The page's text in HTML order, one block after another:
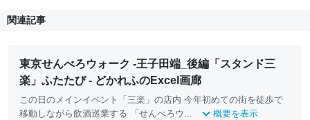
関連記事
東京せんべろウォーク -王子田端_後編「スタンド三
楽」ふたたび - どかれふのExcel画廊
この日のメインイベント「三楽」の店内 今年初めての街を徒歩で
移動しながら飲酒巡業する 「せんべろウ...
概要を表示